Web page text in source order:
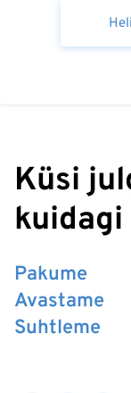
Küsi
Suhtleme
Pakume
Avastame